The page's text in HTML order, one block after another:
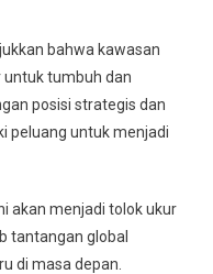
bahwa kawasan
untuk tumbuh dan
posisi strategis dan
peluang untuk menjadi
akan menjadi tolok ukur
tantangan global
di masa depan.